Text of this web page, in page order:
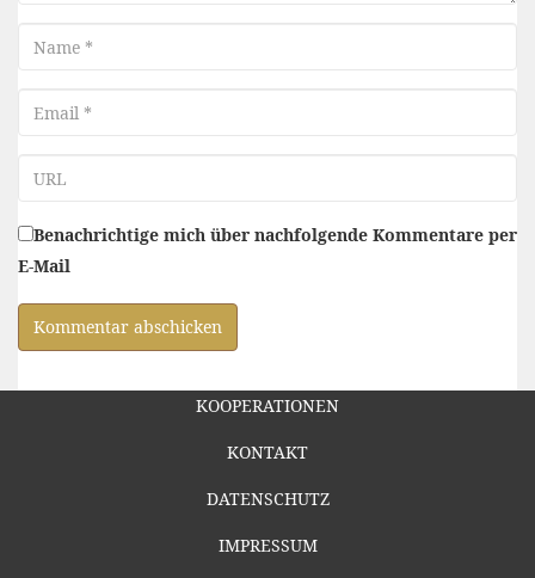
Name
Email
Benachrichtige mich über nachfolgende Kommentare per
E-Mail
KOOPERATIONEN
KONTAKT
DATENSCHUTZ
IMPRESSUM